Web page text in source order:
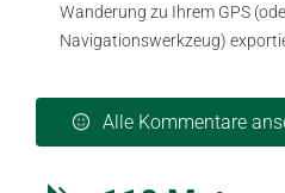
Wanderung zu Ihrem GPS
Navigationswerkzeug)
Alle Kommentare